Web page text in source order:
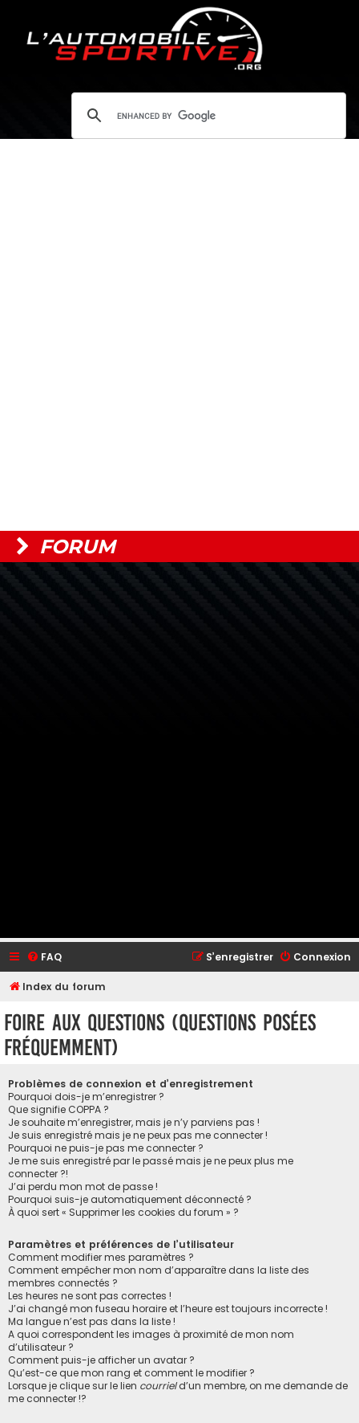
FORUM
FAQ Connexion
S’enregistrer
Index du forum
Foire aux questions (Questions posées
fréquemment)
Problèmes de connexion et d’enregistrement
Pourquoi dois-je m’enregistrer ?
Que signifie COPPA ?
Je souhaite m’enregistrer, mais je n’y parviens pas !
Je suis enregistré mais je ne peux pas me connecter !
Pourquoi ne puis-je pas me connecter ?
Je me suis enregistré par le passé mais je ne peux plus me
connecter ?!
J’ai perdu mon mot de passe !
Pourquoi suis-je automatiquement déconnecté ?
À quoi sert « Supprimer les cookies du forum » ?
Paramètres et préférences de l’utilisateur
Comment modifier mes paramètres ?
Comment empêcher mon nom d’apparaître dans la liste des
membres connectés ?
Les heures ne sont pas correctes !
J’ai changé mon fuseau horaire et l’heure est toujours incorrecte !
Ma langue n’est pas dans la liste !
A quoi correspondent les images à proximité de mon nom
d’utilisateur ?
Comment puis-je afficher un avatar ?
Qu’est-ce que mon rang et comment le modifier ?
Lorsque je clique sur le lien courrield’un membre, on me demande de
me connecter !?